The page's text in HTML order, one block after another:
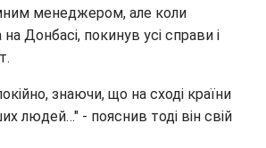
менеджером, але коли
на Донбасі, покинув усі справи і
знаючи, що на сході країни
людей…" - пояснив тоді він свій